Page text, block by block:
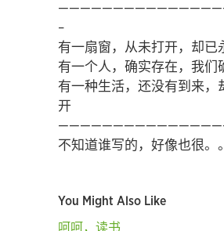
–
有一扇窗，从未打开，却已
有一个人，确实存在，我们
有一种生活，还没有到来，
开
不知道谁写的，好像也很。
You Might Also Like
呵呵，读书